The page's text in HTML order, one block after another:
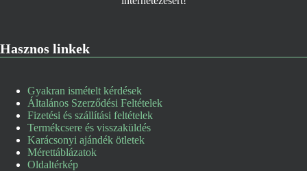
Hasznos linkek
Gyakran ismételt kérdések
Általános Szerződési Feltételek
Fizetési és szállítási feltételek
Termékcsere és visszaküldés
Karácsonyi ajándék ötletek
Mérettáblázatok
Oldaltérkép